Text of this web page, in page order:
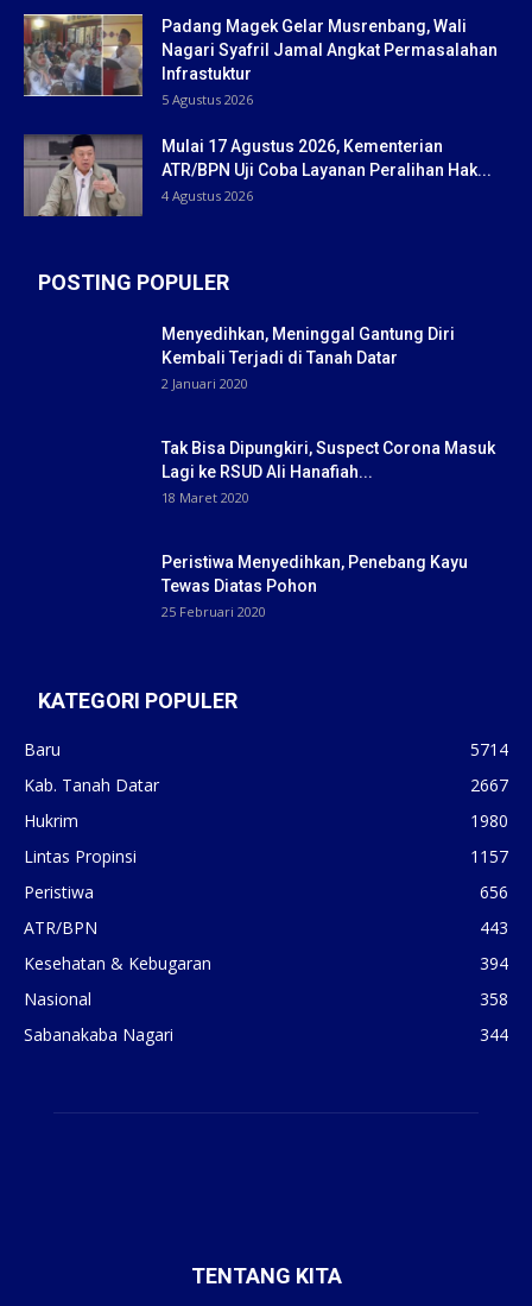
Padang Magek Gelar Musrenbang, Wali
Nagari Syafril Jamal Angkat Permasalahan
Infrastuktur
5 Agustus 2026
Mulai 17 Agustus 2026, Kementerian
ATR/BPN Uji Coba Layanan Peralihan Hak...
4 Agustus 2026
POSTING POPULER
Menyedihkan, Meninggal Gantung Diri
Kembali Terjadi di Tanah Datar
2 Januari 2020
Tak Bisa Dipungkiri, Suspect Corona Masuk
Lagi ke RSUD Ali Hanafiah...
18 Maret 2020
Peristiwa Menyedihkan, Penebang Kayu
Tewas Diatas Pohon
25 Februari 2020
KATEGORI POPULER
Baru
5714
Kab. Tanah Datar
2667
Hukrim
1980
Lintas Propinsi
1157
Peristiwa
656
ATR/BPN
443
Kesehatan & Kebugaran
394
Nasional
358
Sabanakaba Nagari
344
TENTANG KITA